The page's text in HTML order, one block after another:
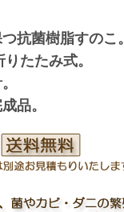
抗菌樹脂すのこ。
たたみ式。
品。